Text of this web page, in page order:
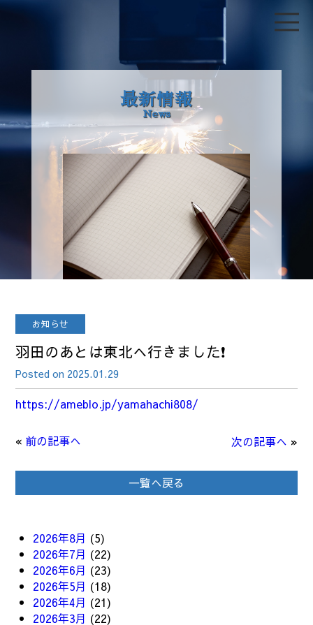
最新情報
News
お知らせ
羽田のあとは東北へ行きました❗
Posted on 2025.01.29
https://ameblo.jp/yamahachi808/
« 前の記事へ 次の記事へ »
一覧へ戻る
2026年8月 (5)
2026年7月 (22)
2026年6月 (23)
2026年5月 (18)
2026年4月 (21)
2026年3月 (22)